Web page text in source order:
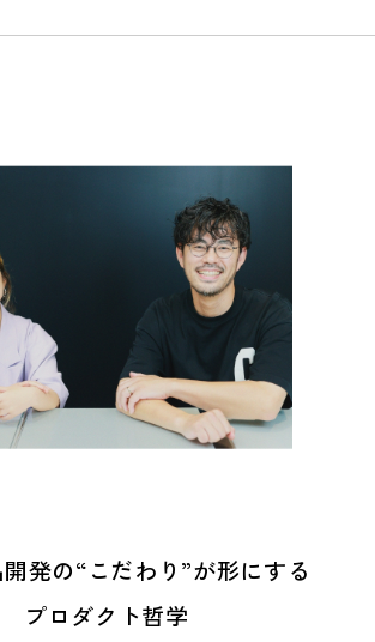
発の“こだわり”が形にする
プロダクト哲学